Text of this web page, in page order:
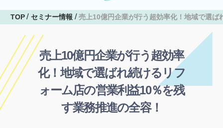
TOP セミナー情報 売上10億円企業が行う超効率化！地域で選
売上10億円企業が行う超効率
化！地域で選ばれ続けるリフ
ォーム店の営業利益10％を残
す業務推進の全容！